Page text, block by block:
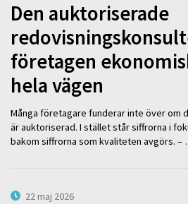
Den auktoriserade
företagen
hela vägen
Många företagare funderar inte över om
är auktoriserad. I stället står siffrorna i
bakom siffrorna som kvaliteten avgörs. –
22 maj 2026